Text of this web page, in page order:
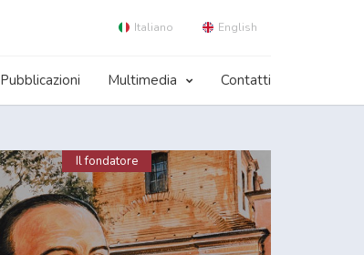
Italiano English
Pubblicazioni Multimedia Contatti
Il fondatore